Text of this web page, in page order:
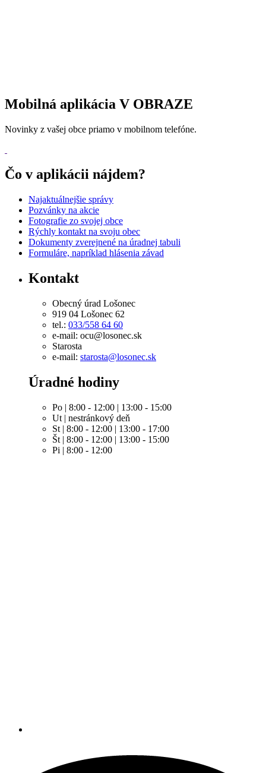
Mobilná aplikácia V OBRAZE
Novinky z vašej obce priamo v mobilnom telefóne.
Čo v aplikácii nájdem?
Najaktuálnejšie správy
Pozvánky na akcie
Fotografie zo svojej obce
Rýchly kontakt na svoju obec
Dokumenty zverejnené na úradnej tabuli
Formuláre, napríklad hlásenia závad
Kontakt
Obecný úrad Lošonec
919 04 Lošonec 62
tel.: 033/558 64 60
e-mail: ocu@losonec.sk
Starosta
e-mail: starosta@losonec.sk
Úradné hodiny
Po | 8:00 - 12:00 | 13:00 - 15:00
Ut | nestránkový deň
St | 8:00 - 12:00 | 13:00 - 17:00
Št | 8:00 - 12:00 | 13:00 - 15:00
Pi | 8:00 - 12:00